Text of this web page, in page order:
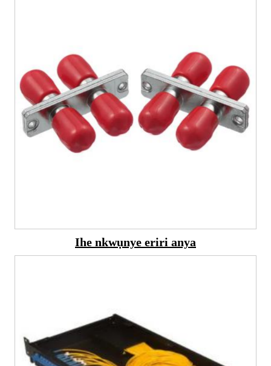
Ihe nkwụnye eriri anya